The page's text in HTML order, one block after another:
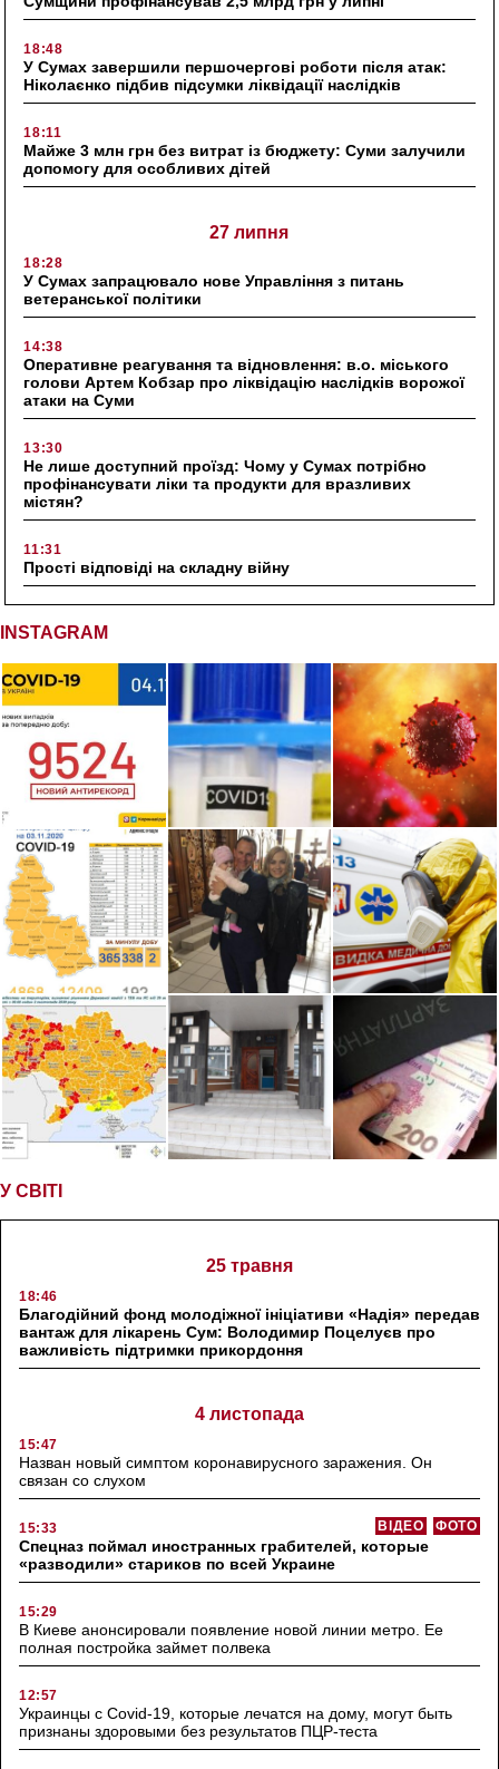
18:48
У Сумах завершили першочергові роботи після атак:
Ніколаєнко підбив підсумки ліквідації наслідків
18:11
Майже 3 млн грн без витрат із бюджету: Суми залучили
допомогу для особливих дітей
27 липня
18:28
У Сумах запрацювало нове Управління з питань
ветеранської політики
14:38
Оперативне реагування та відновлення: в.о. міського
голови Артем Кобзар про ліквідацію наслідків ворожої
атаки на Суми
13:30
Не лише доступний проїзд: Чому у Сумах потрібно
профінансувати ліки та продукти для вразливих
містян?
11:31
Прості відповіді на складну війну
INSTAGRAM
У СВІТІ
25 травня
18:46
Благодійний фонд молодіжної ініціативи «Надія» передав
вантаж для лікарень Сум: Володимир Поцелуєв про
важливість підтримки прикордоння
4 листопада
15:47
Назван новый симптом коронавирусного заражения. Он
связан со слухом
15:33 ФОТО
ВІДЕО
Спецназ поймал иностранных грабителей, которые
«разводили» стариков по всей Украине
15:29
В Киеве анонсировали появление новой линии метро. Ее
полная постройка займет полвека
12:57
Украинцы с Covid-19, которые лечатся на дому, могут быть
признаны здоровыми без результатов ПЦР-теста